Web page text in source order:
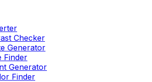
Checker
Generator
Finder
Generator
Finder